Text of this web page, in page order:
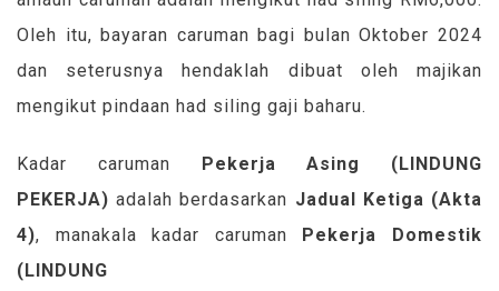
Oleh itu, bayaran caruman bagi bulan Oktober 2024
dan seterusnya hendaklah dibuat oleh majikan
mengikut pindaan had siling gaji baharu.
Kadar caruman
Pekerja Asing (LINDUNG
PEKERJA) adalah berdasarkan Jadual Ketiga (Akta
4), manakala kadar caruman
Pekerja Domestik
(LINDUNG